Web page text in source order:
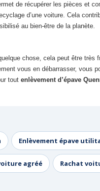
de récupérer les pièces et
d’une voiture. Cela
au bien-être de la planète.
chose, cela peut être très
vous en débarrasser, vous
tout enlèvement d’épave
Enlèvement épave
agréé Rachat